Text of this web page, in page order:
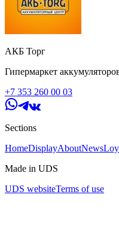
АКБ Торг
Гипермаркет
+7 353 260 00 03
Sections
HomeDisplayAboutNews
Made in UDS
UDS websiteTerms of use